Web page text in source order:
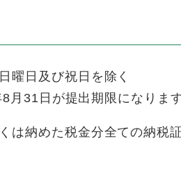
日及び祝日を除く
月31日が提出期限になりま
納めた税金分全ての納税